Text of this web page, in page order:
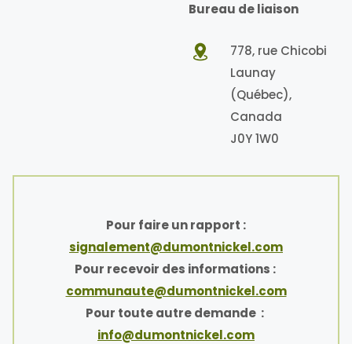
Bureau de liaison
778, rue Chicobi
Launay
(Québec),
Canada
J0Y 1W0
Pour faire un rapport :
signalement@dumontnickel.com
Pour recevoir des informations :
communaute@dumontnickel.com
Pour toute autre demande :
info@dumontnickel.com